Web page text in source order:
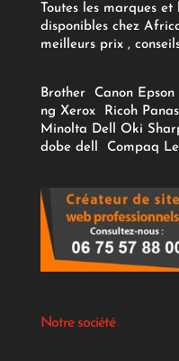
Toutes les marques et
disponibles chez
meilleurs prix ,
Brother Canon Epson
ng Xerox Ricoh
Minolta Dell Oki
dobe dell Compaq
Notre société